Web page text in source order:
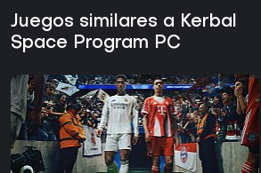
Juegos similares a Kerbal
Space Program PC